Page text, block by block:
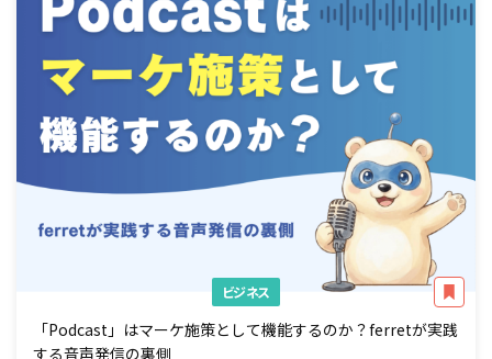
ビジネス
「Podcast」はマーケ施策として機能するのか？ferretが実践
する音声発信の裏側